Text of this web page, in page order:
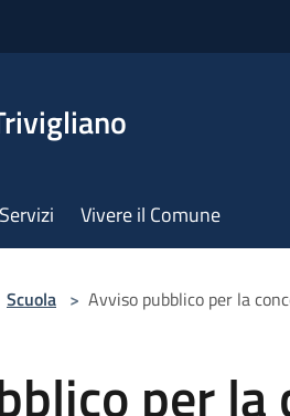
Servizi Vivere il Comune
Scuola > Avviso pubblico per la
per la